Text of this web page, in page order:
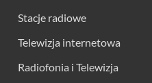
Stacje radiowe
Telewizja internetowa
Radiofonia i Telewizja